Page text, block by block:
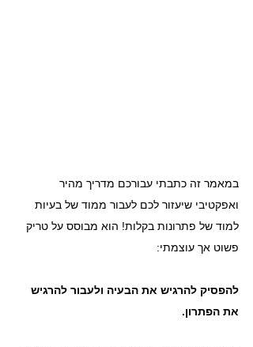
במאמר זה כתבתי עבורכם מדריך מהיר
ואפקטיבי שיעזור לכם לעבור ממוד של בעיות
למוד של פתרונות בקלות! הוא מבוסס על טריק
פשוט אך עוצמתי:
להפסיק להרגיש את הבעיה ולעבור להרגיש
את הפתרון.